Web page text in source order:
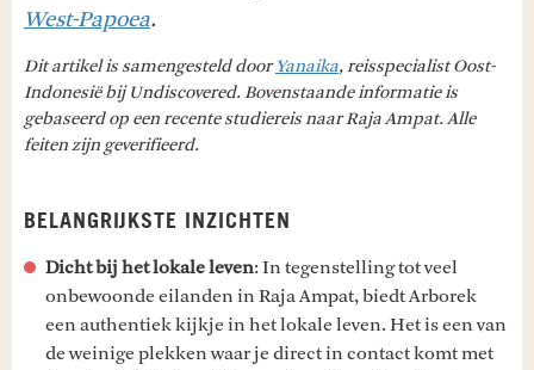
West-Papoea.
Dit artikel is samengesteld doorYanaika, reisspecialist Oost-
Indonesië bij Undiscovered. Bovenstaande informatie is
gebaseerd op een recente studiereis naar Raja Ampat. Alle
feiten zijn geverifieerd.
BELANGRIJKSTE INZICHTEN
Dicht bij het lokale leven: In tegenstelling tot veel
onbewoonde eilanden in Raja Ampat, biedt Arborek
een authentiek kijkje in het lokale leven. Het is een van
de weinige plekken waar je direct in contact komt met